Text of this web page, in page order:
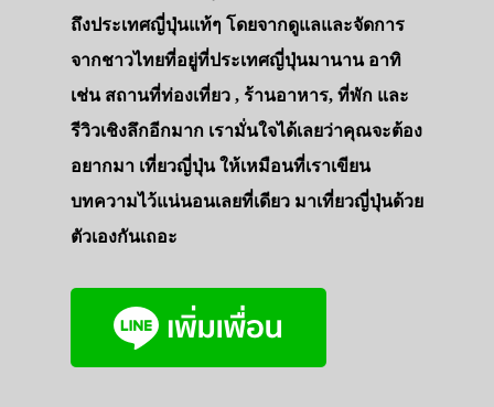
ถึงประเทศญี่ปุ่นแท้ๆ โดยจากดูแลและจัดการ
จากชาวไทยที่อยู่ที่ประเทศญี่ปุ่นมานาน อาทิ
เช่น สถานที่ท่องเที่ยว , ร้านอาหาร, ที่พัก และ
รีวิวเชิงลึกอีกมาก เรามั่นใจได้เลยว่าคุณจะต้อง
อยากมา เที่ยวญี่ปุ่น ให้เหมือนที่เราเขียน
บทความไว้แน่นอนเลยที่เดียว มาเที่ยวญี่ปุ่นด้วย
ตัวเองกันเถอะ